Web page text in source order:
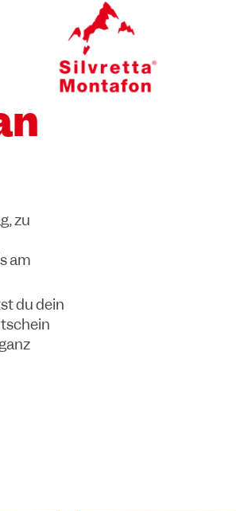
zu
am
du dein